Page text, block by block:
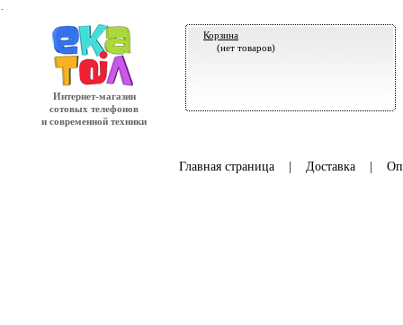
Интернет-магазин
сотовых телефонов
и современной техники
Корзина
(нет товаров)
Главная страница| Доставка|